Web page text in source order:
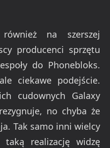
na szerszej
producenci sprzętu
do Phonebloks.
ciekawe podejście.
cudownych Galaxy
no chyba że
Tak samo inni wielcy
taką realizację widzę